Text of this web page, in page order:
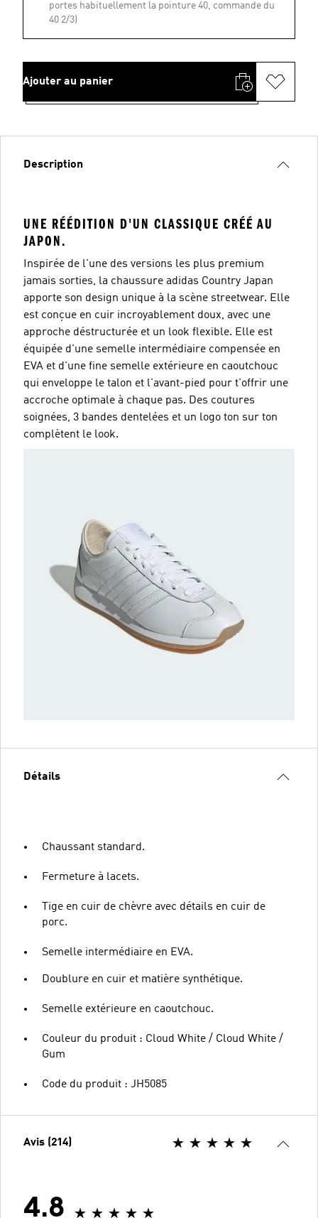
portes habituellement la pointure 40, commande du
40 2/3)
Ajouter au panier
Description
UNE RÉÉDITION D'UN CLASSIQUE CRÉÉ AU
JAPON.
Inspirée de l'une des versions les plus premium
jamais sorties, la chaussure adidas Country Japan
apporte son design unique à la scène streetwear. Elle
est conçue en cuir incroyablement doux, avec une
approche déstructurée et un look flexible. Elle est
équipée d'une semelle intermédiaire compensée en
EVA et d'une fine semelle extérieure en caoutchouc
qui enveloppe le talon et l'avant-pied pour t'offrir une
accroche optimale à chaque pas. Des coutures
soignées, 3 bandes dentelées et un logo ton sur ton
complètent le look.
Détails
Chaussant standard.
Fermeture à lacets.
Tige en cuir de chèvre avec détails en cuir de
porc.
Semelle intermédiaire en EVA.
Doublure en cuir et matière synthétique.
Semelle extérieure en caoutchouc.
Couleur du produit : Cloud White / Cloud White /
Gum
Code du produit : JH5085
Avis (214)
4.8